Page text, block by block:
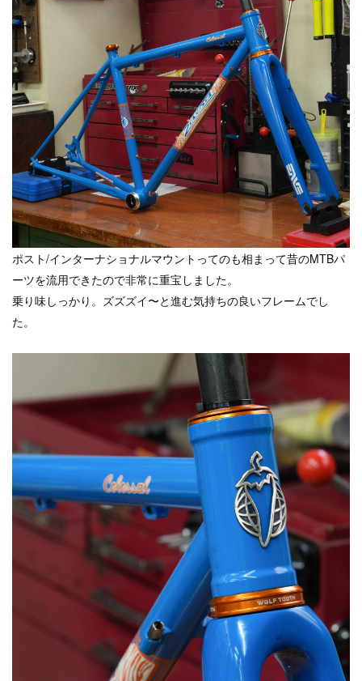
ポスト/インターナショナルマウントってのも相まって昔のMTBパ
ーツを流用できたので非常に重宝しました。
乗り味しっかり。ズズズイ〜と進む気持ちの良いフレームでし
た。